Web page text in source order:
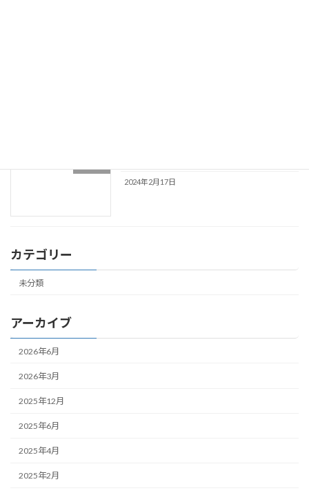
2024年2月17日
カテゴリー
未分類
アーカイブ
2026年6月
2026年3月
2025年12月
2025年6月
2025年4月
2025年2月